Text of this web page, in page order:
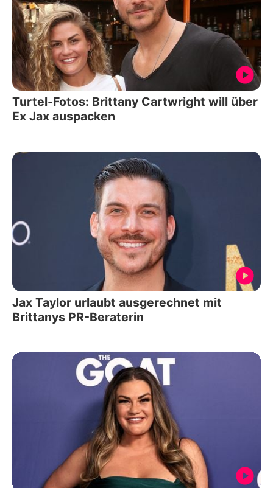
Turtel-Fotos: Brittany Cartwright will über
Ex Jax auspacken
Jax Taylor urlaubt ausgerechnet mit
Brittanys PR-Beraterin